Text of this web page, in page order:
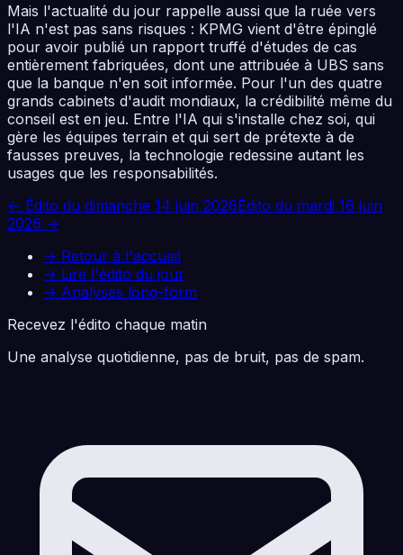
Mais l'actualité du jour rappelle aussi que la ruée vers
l'IA n'est pas sans risques : KPMG vient d'être épinglé
pour avoir publié un rapport truffé d'études de cas
entièrement fabriquées, dont une attribuée à UBS sans
que la banque n'en soit informée. Pour l'un des quatre
grands cabinets d'audit mondiaux, la crédibilité même du
conseil est en jeu. Entre l'IA qui s'installe chez soi, qui
gère les équipes terrain et qui sert de prétexte à de
fausses preuves, la technologie redessine autant les
usages que les responsabilités.
← Édito du dimanche 14 juin 2026Édito du mardi 16 juin
2026 →
→ Retour à l'accueil
→ Lire l'édito du jour
→ Analyses long-form
Recevez l'édito chaque matin
Une analyse quotidienne, pas de bruit, pas de spam.